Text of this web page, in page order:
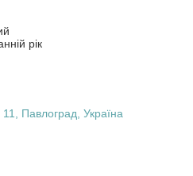
рік
11, Павлоград, Україна